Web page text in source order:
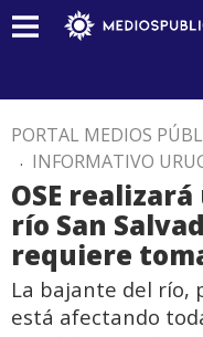
PORTAL MEDIOS
. INFORMATIVO
OSE
río San
requiere
La bajante del río,
está afectando